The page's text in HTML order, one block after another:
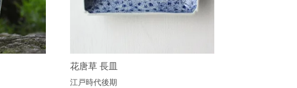
花唐草 長皿
江戸時代後期